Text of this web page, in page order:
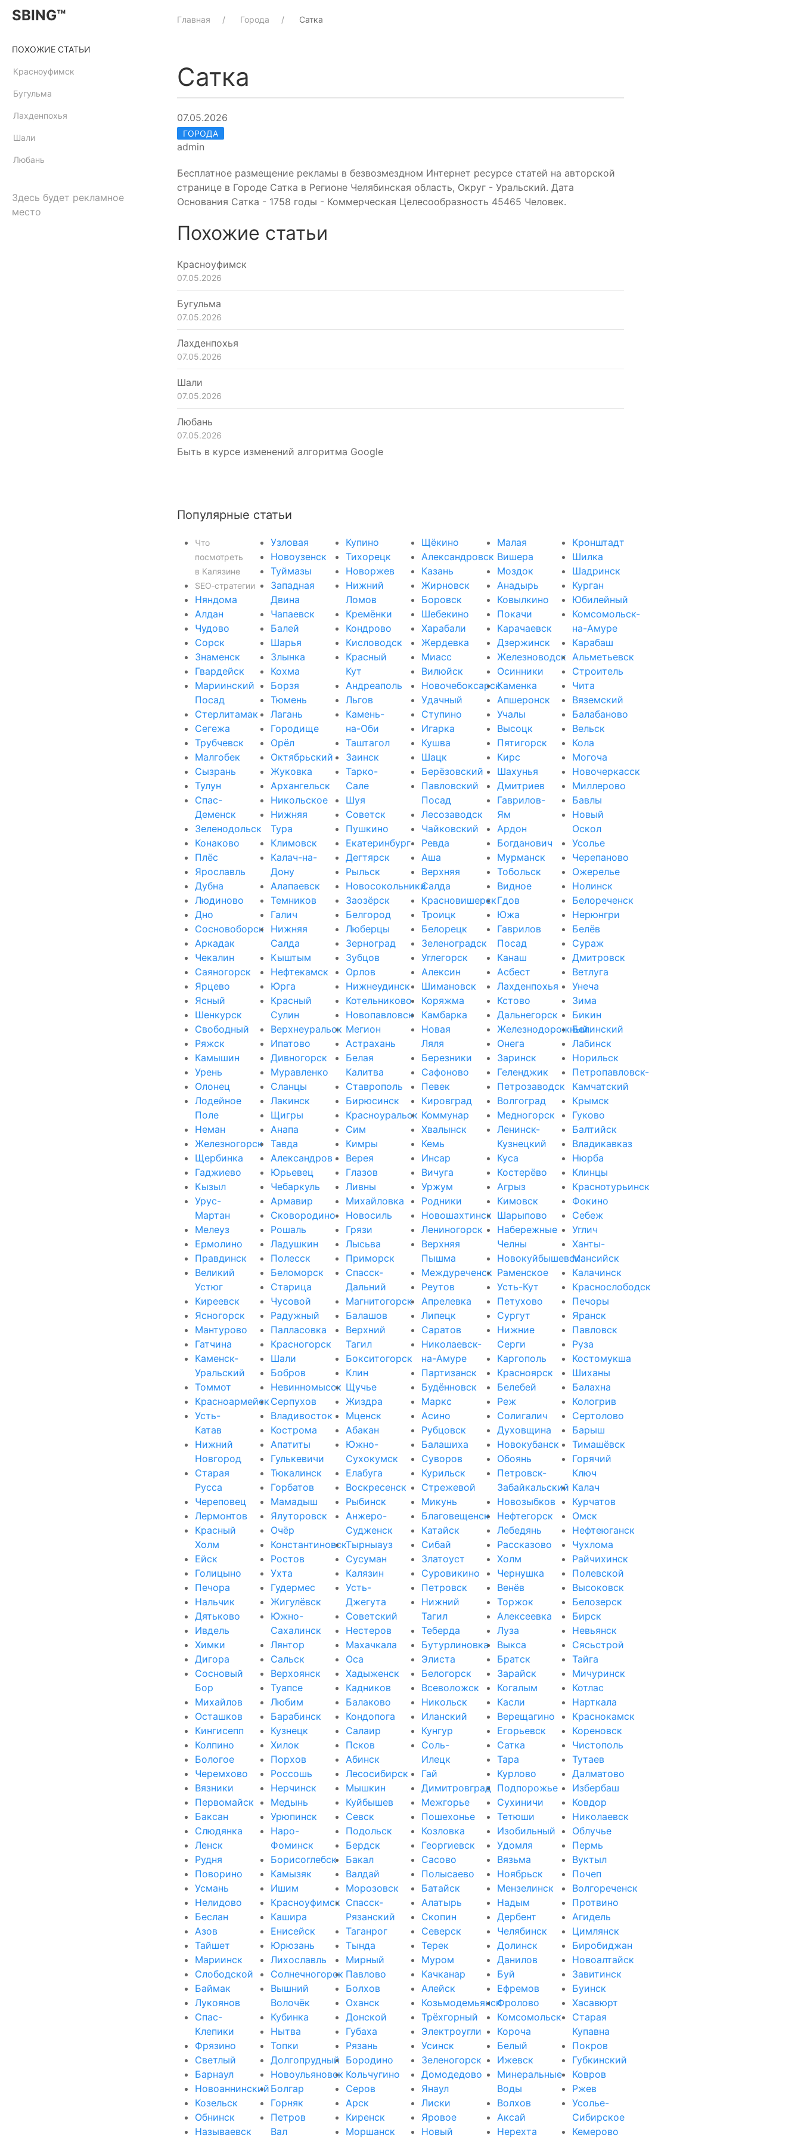
SBING™
ПОХОЖИЕ СТАТЬИ
Красноуфимск
Бугульма
Лахденпохья
Шали
Любань
Здесь будет рекламное
место
Главная Города Сатка
Сатка
07.05.2026
ГОРОДА
admin
Бесплатное размещение рекламы в безвозмездном Интернет ресурсе статей на авторской
странице в Городе Сатка в Регионе Челябинская область, Округ - Уральский. Дата
Основания Сатка - 1758 годы - Коммерческая Целесообразность 45465 Человек.
Похожие статьи
Красноуфимск
07.05.2026
Бугульма
07.05.2026
Лахденпохья
07.05.2026
Шали
07.05.2026
Любань
07.05.2026
Быть в курсе изменений алгоритма Google
Популярные статьи
Что
посмотреть
в Калязине
SEO‑стратегии
Няндома
Алдан
Чудово
Сорск
Знаменск
Гвардейск
Мариинский
Посад
Стерлитамак
Сегежа
Трубчевск
Малгобек
Сызрань
Тулун
Спас-
Деменск
Зеленодольск
Конаково
Плёс
Ярославль
Дубна
Людиново
Дно
Сосновоборск
Аркадак
Чекалин
Саяногорск
Ярцево
Ясный
Шенкурск
Свободный
Ряжск
Камышин
Урень
Олонец
Лодейное
Поле
Неман
Железногорск
Щербинка
Гаджиево
Кызыл
Урус-
Мартан
Мелеуз
Ермолино
Правдинск
Великий
Устюг
Киреевск
Ясногорск
Мантурово
Гатчина
Каменск-
Уральский
Томмот
Красноармейск
Усть-
Катав
Нижний
Новгород
Старая
Русса
Череповец
Лермонтов
Красный
Холм
Ейск
Голицыно
Печора
Нальчик
Дятьково
Ивдель
Химки
Дигора
Сосновый
Бор
Михайлов
Осташков
Кингисепп
Колпино
Бологое
Черемхово
Вязники
Первомайск
Баксан
Слюдянка
Ленск
Рудня
Поворино
Усмань
Нелидово
Беслан
Азов
Тайшет
Мариинск
Слободской
Баймак
Лукоянов
Спас-
Клепики
Фрязино
Светлый
Барнаул
Новоаннинский
Козельск
Обнинск
Называевск
Узловая
Новоузенск
Туймазы
Западная
Двина
Чапаевск
Балей
Шарья
Злынка
Кохма
Борзя
Тюмень
Лагань
Городище
Орёл
Октябрьский
Жуковка
Архангельск
Никольское
Нижняя
Тура
Климовск
Калач-на-
Дону
Алапаевск
Темников
Галич
Нижняя
Салда
Кыштым
Нефтекамск
Юрга
Красный
Сулин
Верхнеуральск
Ипатово
Дивногорск
Муравленко
Сланцы
Лакинск
Щигры
Анапа
Тавда
Александров
Юрьевец
Чебаркуль
Армавир
Сковородино
Рошаль
Ладушкин
Полесск
Беломорск
Старица
Чусовой
Радужный
Палласовка
Красногорск
Шали
Бобров
Невинномысск
Серпухов
Владивосток
Кострома
Апатиты
Гулькевичи
Тюкалинск
Горбатов
Мамадыш
Ялуторовск
Очёр
Константиновск
Ростов
Ухта
Гудермес
Жигулёвск
Южно-
Сахалинск
Лянтор
Сальск
Верхоянск
Туапсе
Любим
Барабинск
Кузнецк
Хилок
Порхов
Россошь
Нерчинск
Медынь
Урюпинск
Наро-
Фоминск
Борисоглебск
Камызяк
Ишим
Красноуфимск
Кашира
Енисейск
Юрюзань
Лихославль
Солнечногорск
Вышний
Волочёк
Кубинка
Нытва
Топки
Долгопрудный
Новоульяновск
Болгар
Горняк
Петров
Вал
Купино
Тихорецк
Новоржев
Нижний
Ломов
Кремёнки
Кондрово
Кисловодск
Красный
Кут
Андреаполь
Льгов
Камень-
на-Оби
Таштагол
Заинск
Тарко-
Сале
Шуя
Советск
Пушкино
Екатеринбург
Дегтярск
Рыльск
Новосокольники
Заозёрск
Белгород
Люберцы
Зерноград
Зубцов
Орлов
Нижнеудинск
Котельниково
Новопавловск
Мегион
Астрахань
Белая
Калитва
Ставрополь
Бирюсинск
Красноуральск
Сим
Кимры
Верея
Глазов
Ливны
Михайловка
Новосиль
Грязи
Лысьва
Приморск
Спасск-
Дальний
Магнитогорск
Балашов
Верхний
Тагил
Бокситогорск
Клин
Щучье
Жиздра
Мценск
Абакан
Южно-
Сухокумск
Елабуга
Воскресенск
Рыбинск
Анжеро-
Судженск
Тырныауз
Сусуман
Калязин
Усть-
Джегута
Советский
Нестеров
Махачкала
Оса
Хадыженск
Кадников
Балаково
Кондопога
Салаир
Псков
Абинск
Лесосибирск
Мышкин
Куйбышев
Севск
Подольск
Бердск
Бакал
Валдай
Морозовск
Спасск-
Рязанский
Таганрог
Тында
Мирный
Павлово
Болхов
Оханск
Донской
Губаха
Рязань
Бородино
Кольчугино
Серов
Арск
Киренск
Моршанск
Щёкино
Александровск
Казань
Жирновск
Боровск
Шебекино
Харабали
Жердевка
Миасс
Вилюйск
Новочебоксарск
Удачный
Ступино
Игарка
Кушва
Шацк
Берёзовский
Павловский
Посад
Лесозаводск
Чайковский
Ревда
Аша
Верхняя
Салда
Красновишерск
Троицк
Белорецк
Зеленоградск
Углегорск
Алексин
Шимановск
Коряжма
Камбарка
Новая
Ляля
Березники
Сафоново
Певек
Кировград
Коммунар
Хвалынск
Кемь
Инсар
Вичуга
Уржум
Родники
Новошахтинск
Лениногорск
Верхняя
Пышма
Междуреченск
Реутов
Апрелевка
Липецк
Саратов
Николаевск-
на-Амуре
Партизанск
Будённовск
Маркс
Асино
Рубцовск
Балашиха
Суворов
Курильск
Стрежевой
Микунь
Благовещенск
Катайск
Сибай
Златоуст
Суровикино
Петровск
Нижний
Тагил
Теберда
Бутурлиновка
Элиста
Белогорск
Всеволожск
Никольск
Иланский
Кунгур
Соль-
Илецк
Гай
Димитровград
Межгорье
Пошехонье
Козловка
Георгиевск
Сасово
Полысаево
Батайск
Алатырь
Скопин
Северск
Терек
Муром
Качканар
Алейск
Козьмодемьянск
Трёхгорный
Электроугли
Усинск
Зеленогорск
Домодедово
Янаул
Лиски
Яровое
Новый
Малая
Вишера
Моздок
Анадырь
Ковылкино
Покачи
Карачаевск
Дзержинск
Железноводск
Осинники
Каменка
Апшеронск
Учалы
Высоцк
Пятигорск
Кирс
Шахунья
Дмитриев
Гаврилов-
Ям
Ардон
Богданович
Мурманск
Тобольск
Видное
Гдов
Южа
Гаврилов
Посад
Канаш
Асбест
Лахденпохья
Кстово
Дальнегорск
Железнодорожный
Онега
Заринск
Геленджик
Петрозаводск
Волгоград
Медногорск
Ленинск-
Кузнецкий
Куса
Костерёво
Агрыз
Кимовск
Шарыпово
Набережные
Челны
Новокуйбышевск
Раменское
Усть-Кут
Петухово
Сургут
Нижние
Серги
Каргополь
Красноярск
Белебей
Реж
Солигалич
Духовщина
Новокубанск
Обоянь
Петровск-
Забайкальский
Новозыбков
Нефтегорск
Лебедянь
Рассказово
Холм
Чернушка
Венёв
Торжок
Алексеевка
Луза
Выкса
Братск
Зарайск
Когалым
Касли
Верещагино
Егорьевск
Сатка
Тара
Курлово
Подпорожье
Сухиничи
Тетюши
Изобильный
Удомля
Вязьма
Ноябрьск
Мензелинск
Надым
Дербент
Челябинск
Долинск
Данилов
Буй
Ефремов
Фролово
Комсомольск
Короча
Белый
Ижевск
Минеральные
Воды
Волхов
Аксай
Нерехта
Кронштадт
Шилка
Шадринск
Курган
Юбилейный
Комсомольск-
на-Амуре
Карабаш
Альметьевск
Строитель
Чита
Вяземский
Балабаново
Вельск
Кола
Могоча
Новочеркасск
Миллерово
Бавлы
Новый
Оскол
Усолье
Черепаново
Ожерелье
Нолинск
Белореченск
Нерюнгри
Белёв
Сураж
Дмитровск
Ветлуга
Унеча
Зима
Бикин
Белинский
Лабинск
Норильск
Петропавловск-
Камчатский
Крымск
Гуково
Балтийск
Владикавказ
Нюрба
Клинцы
Краснотурьинск
Фокино
Себеж
Углич
Ханты-
Мансийск
Калачинск
Краснослободск
Печоры
Яранск
Павловск
Руза
Костомукша
Шиханы
Балахна
Кологрив
Сертолово
Барыш
Тимашёвск
Горячий
Ключ
Калач
Курчатов
Омск
Нефтеюганск
Чухлома
Райчихинск
Полевской
Высоковск
Белозерск
Бирск
Невьянск
Сясьстрой
Тайга
Мичуринск
Котлас
Нарткала
Краснокамск
Кореновск
Чистополь
Тутаев
Далматово
Избербаш
Ковдор
Николаевск
Облучье
Пермь
Вуктыл
Почеп
Волгореченск
Протвино
Агидель
Цимлянск
Биробиджан
Новоалтайск
Завитинск
Буинск
Хасавюрт
Старая
Купавна
Покров
Губкинский
Ковров
Ржев
Усолье-
Сибирское
Кемерово